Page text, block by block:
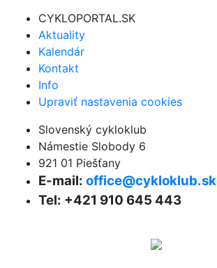
CYKLOPORTAL.SK
Aktuality
Kalendár
Kontakt
Info
Upraviť nastavenia cookies
Slovenský cykloklub
Námestie Slobody 6
921 01 Piešťany
E-mail: office@cykloklub.sk
Tel: +421 910 645 443